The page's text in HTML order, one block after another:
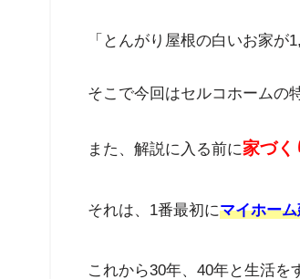
「とんがり屋根の白いお家が
そこで今回はセルコホームの
また、解説に入る前に家づく
それは、1番最初にマイホー
これから30年、40年と生活を